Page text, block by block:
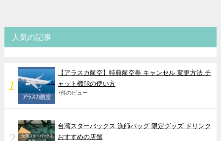
人気の記事
【アラスカ航空】特典航空券 キャンセル 変更方法 チ
ャット機能の使い方
7件のビュー
台湾スターバックス 漁師バッグ 限定グッズ ドリンク
おすすめの店舗